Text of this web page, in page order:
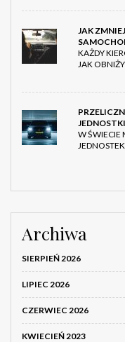
JAK
KAŻDY
JAK
W ŚWIECIE
Archiwa
SIERPIEŃ 2026
LIPIEC 2026
CZERWIEC 2026
KWIECIEŃ 2023